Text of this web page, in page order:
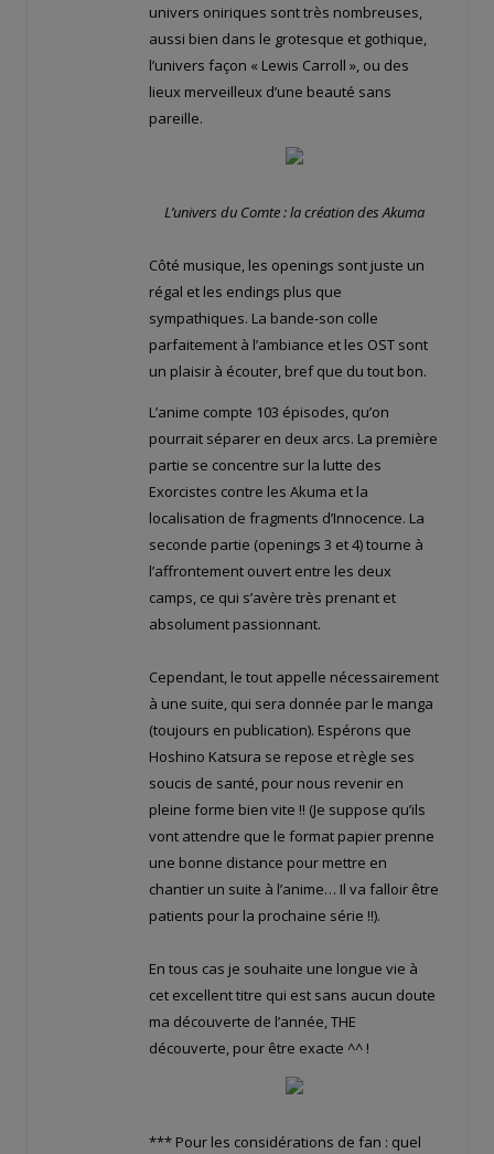
univers oniriques sont très nombreuses,
aussi bien dans le grotesque et gothique,
l’univers façon « Lewis Carroll », ou des
lieux merveilleux d’une beauté sans
pareille.
L’univers du Comte : la création des Akuma
Côté musique, les openings sont juste un
régal et les endings plus que
sympathiques. La bande-son colle
parfaitement à l’ambiance et les OST sont
un plaisir à écouter, bref que du tout bon.
L’anime compte 103 épisodes, qu’on
pourrait séparer en deux arcs. La première
partie se concentre sur la lutte des
Exorcistes contre les Akuma et la
localisation de fragments d’Innocence. La
seconde partie (openings 3 et 4) tourne à
l’affrontement ouvert entre les deux
camps, ce qui s’avère très prenant et
absolument passionnant.
Cependant, le tout appelle nécessairement
à une suite, qui sera donnée par le manga
(toujours en publication). Espérons que
Hoshino Katsura se repose et règle ses
soucis de santé, pour nous revenir en
pleine forme bien vite !! (Je suppose qu’ils
vont attendre que le format papier prenne
une bonne distance pour mettre en
chantier un suite à l’anime… Il va falloir être
patients pour la prochaine série !!).
En tous cas je souhaite une longue vie à
cet excellent titre qui est sans aucun doute
ma découverte de l’année, THE
découverte, pour être exacte ^^ !
*** Pour les considérations de fan : quel